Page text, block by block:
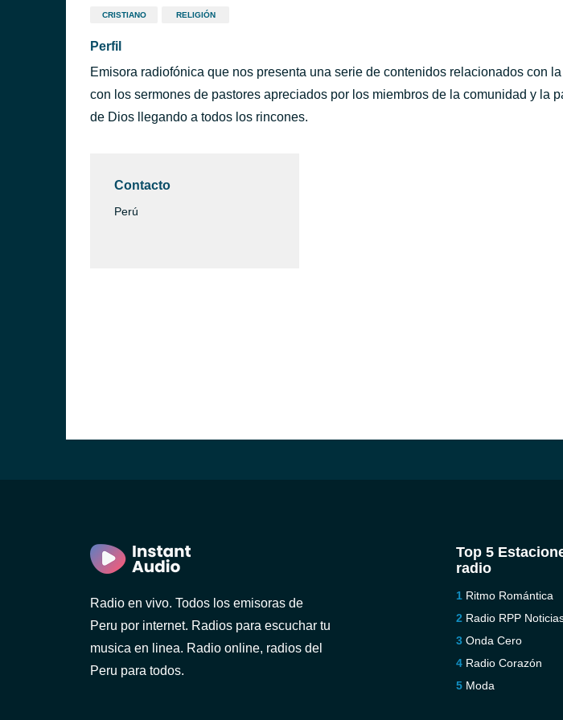
CRISTIANO RELIGIÓN
Perfil
Emisora radiofónica que nos presenta una serie de contenidos relacionados con la
con los sermones de pastores apreciados por los miembros de la comunidad y la
de Dios llegando a todos los rincones.
Contacto
Perú
Radio en vivo. Todos los emisoras de
Peru por internet. Radios para escuchar tu
musica en linea. Radio online, radios del
Peru para todos.
Top 5
radio
Ritmo Romántica
Radio RPP
Onda Cero
Radio Corazón
Moda